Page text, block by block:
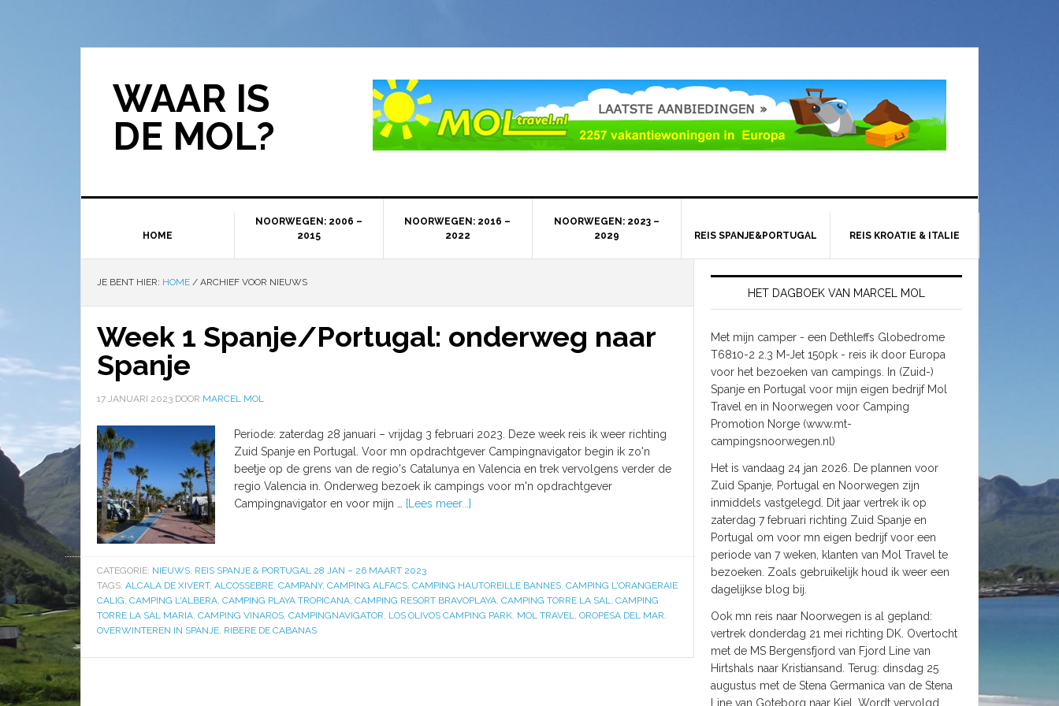
WAAR IS
DE MOL?
HOME
NOORWEGEN: 2006 –
2015
NOORWEGEN: 2016 –
2022
NOORWEGEN: 2023 –
2029
REIS SPANJE&PORTUGAL REIS KROATIE & ITALIE
JE BENT HIER: HOME / ARCHIEF VOOR NIEUWS
Week 1 Spanje/Portugal: onderweg naar
Spanje
17 JANUARI 2023 DOOR MARCEL MOL
Periode: zaterdag 28 januari – vrijdag 3 februari 2023. Deze week reis ik weer richting
Zuid Spanje en Portugal. Voor mn opdrachtgever Campingnavigator begin ik zo'n
beetje op de grens van de regio's Catalunya en Valencia en trek vervolgens verder de
regio Valencia in. Onderweg bezoek ik campings voor m'n opdrachtgever
Campingnavigator en voor mijn …
[Lees meer...]
CATEGORIE: NIEUWS, REIS SPANJE & PORTUGAL 28 JAN – 26 MAART 2023
TAGS: ALCALA DE XIVERT, ALCOSSEBRE, CAMPANY, CAMPING ALFACS, CAMPING HAUTOREILLE BANNES, CAMPING L'ORANGERAIE
CALIG, CAMPING L'ALBERA, CAMPING PLAYA TROPICANA, CAMPING RESORT BRAVOPLAYA, CAMPING TORRE LA SAL, CAMPING
TORRE LA SAL MARIA, CAMPING VINAROS, CAMPINGNAVIGATOR, LOS OLIVOS CAMPING PARK, MOL TRAVEL, OROPESA DEL MAR,
OVERWINTEREN IN SPANJE, RIBERE DE CABANAS
HET DAGBOEK VAN MARCEL MOL
Met mijn camper - een Dethleffs Globedrome
T6810-2 2.3 M-Jet 150pk - reis ik door Europa
voor het bezoeken van campings. In (Zuid-)
Spanje en Portugal voor mijn eigen bedrijf Mol
Travel en in Noorwegen voor Camping
Promotion Norge (www.mt-
campingsnoorwegen.nl)
Het is vandaag 24 jan 2026. De plannen voor
Zuid Spanje, Portugal en Noorwegen zijn
inmiddels vastgelegd. Dit jaar vertrek ik op
zaterdag 7 februari richting Zuid Spanje en
Portugal om voor mn eigen bedrijf voor een
periode van 7 weken, klanten van Mol Travel te
bezoeken. Zoals gebruikelijk houd ik weer een
dagelijkse blog bij.
Ook mn reis naar Noorwegen is al gepland:
vertrek donderdag 21 mei richting DK. Overtocht
met de MS Bergensfjord van Fjord Line van
Hirtshals naar Kristiansand. Terug: dinsdag 25
augustus met de Stena Germanica van de Stena
Line van Goteborg naar Kiel. Wordt vervolgd.